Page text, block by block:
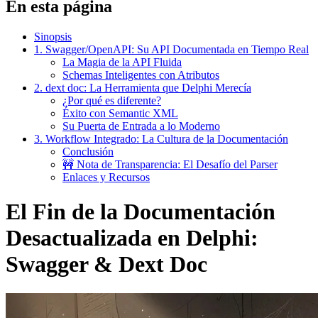
En esta página
Sinopsis
1. Swagger/OpenAPI: Su API Documentada en Tiempo Real
La Magia de la API Fluida
Schemas Inteligentes con Atributos
2. dext doc: La Herramienta que Delphi Merecía
¿Por qué es diferente?
Éxito con Semantic XML
Su Puerta de Entrada a lo Moderno
3. Workflow Integrado: La Cultura de la Documentación
Conclusión
🚧 Nota de Transparencia: El Desafío del Parser
Enlaces y Recursos
El Fin de la Documentación
Desactualizada en Delphi:
Swagger & Dext Doc